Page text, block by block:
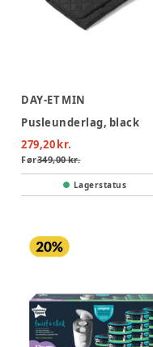
DAY-ET MIN
Pusleunderlag, black
279,20 kr.
Før349,00 kr.
Lagerstatus